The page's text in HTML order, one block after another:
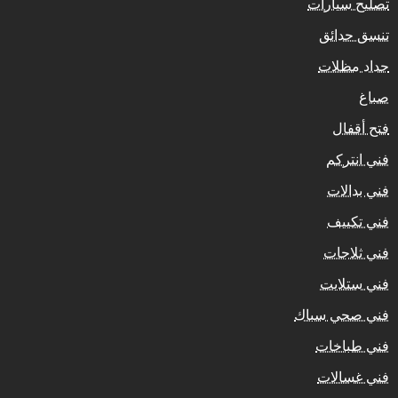
تصليح سيارات
تنسق حدائق
حداد مظلات
صباغ
فتح أقفال
فني انتركم
فني بدالات
فني تكييف
فني ثلاجات
فني ستلايت
فني صحي سباك
فني طباخات
فني غسالات